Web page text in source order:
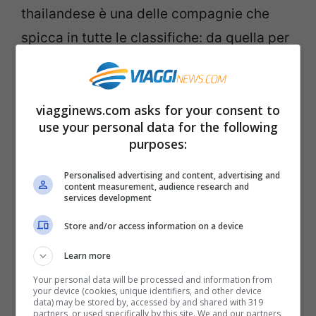
thailandese è una delle compagnie che
spicca in tutte le classifiche: da quella per
le migliori hostess ai servizi più efficienti.
7. SWISS– La compagnia svizzera è una
delle più lussuose al mondo nelle classi
6. TURKISH AIRLINES
sessanta a livello di sicurezza secondo lo
Jacdec (Alitalia è 38esima) è molto
apprezzata dai viaggiatori.
viagginews.com asks for your consent to
use your personal data for the following
purposes:
Personalised advertising and content, advertising and
content measurement, audience research and
services development
Store and/or access information on a device
Learn more
Your personal data will be processed and information from
your device (cookies, unique identifiers, and other device
data) may be stored by, accessed by and shared with 319
partners, or used specifically by this site. We and our partners